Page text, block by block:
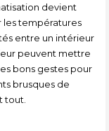
devient
les températures
entre un intérieur
peuvent mettre
bons gestes pour
brusques de
tout.